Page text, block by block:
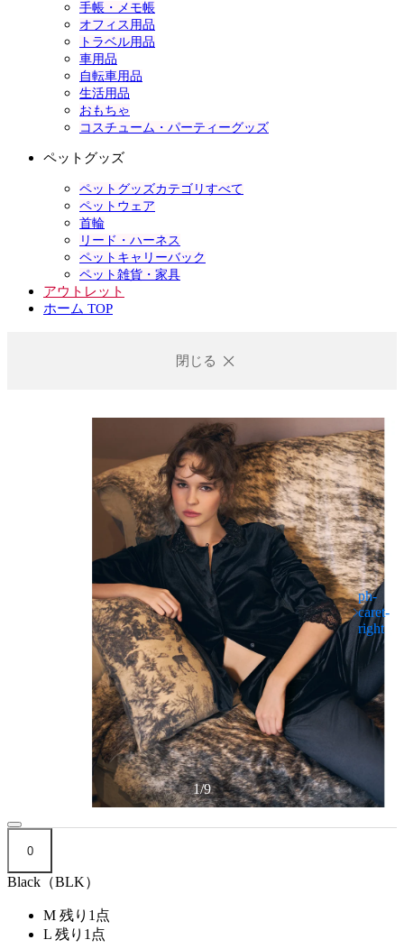
手帳・メモ帳
オフィス用品
トラベル用品
車用品
自転車用品
生活用品
おもちゃ
コスチューム・パーティーグッズ
ペットグッズ
ペットグッズカテゴリすべて
ペットウェア
首輪
リード・ハーネス
ペットキャリーバック
ペット雑貨・家具
アウトレット
ホーム TOP
閉じる
1/9
0
Black（BLK）
M 残り1点
L 残り1点